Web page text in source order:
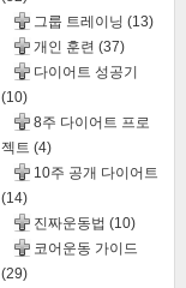
그룹 트레이닝 (13)
개인 훈련 (37)
다이어트 성공기
(10)
8주 다이어트 프로
젝트 (4)
10주 공개 다이어트
(14)
진짜운동법 (10)
코어운동 가이드
(29)